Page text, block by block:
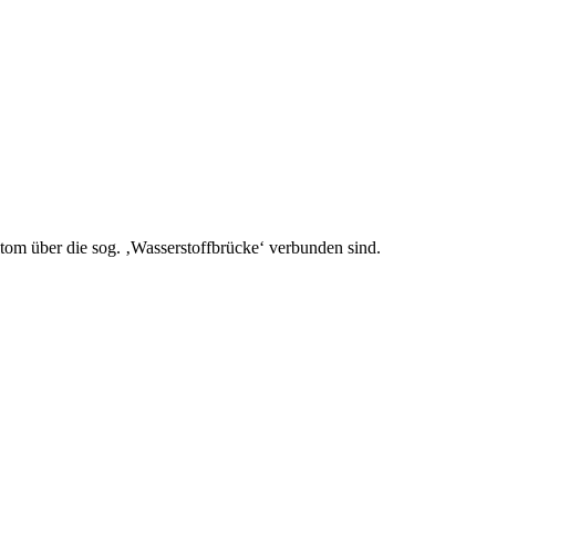
über die sog. ‚Wasserstoffbrücke‘ verbunden sind.